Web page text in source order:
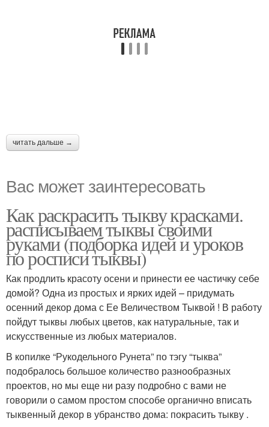
читать дальше →
Вас может заинтересовать
Как раскрасить тыкву красками.
расписываем тыквы своими
руками (подборка идей и уроков
по росписи тыквы)
Как продлить красоту осени и принести ее частичку себе
домой? Одна из простых и ярких идей – придумать
осенний декор дома с Ее Величеством Тыквой ! В работу
пойдут тыквы любых цветов, как натуральные, так и
искусственные из любых материалов.
В копилке “Рукодельного Рунета” по тэгу “тыква”
подобралось большое количество разнообразных
проектов, но мы еще ни разу подробно с вами не
говорили о самом простом способе органично вписать
тыквенный декор в убранство дома: покрасить тыкву .